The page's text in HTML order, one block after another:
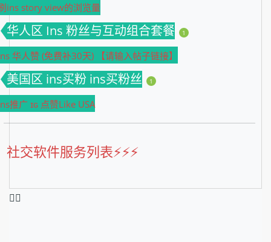
ins story view的浏览量
华人区 Ins 粉丝与互动组合套餐 1
华人赞 (免费补30天) 【请输入帖子链接】
美国区 ins买粉 ins买粉丝 1
推广 ɪɢ 点赞Like USA
社交软件服务列表⚡️⚡️⚡️
❤️‍🔥